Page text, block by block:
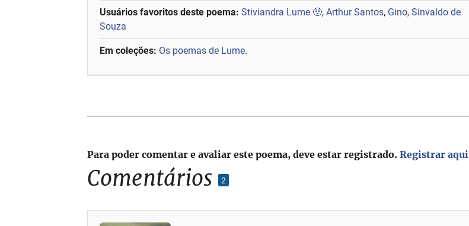
Usuários favoritos deste poema: Stiviandra Lume 🥺,Arthur Santos, Gino, Sinvaldo de
Souza
Em coleções: Os poemas de Lume.
Comentários 2
Para poder comentar e avaliar este poema, deve estar registrado.Registrar aqui